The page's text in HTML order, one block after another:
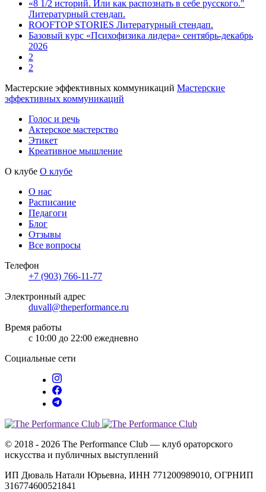
«8 1/2 историй. Или как распознать в себе русского."
Литературный стендап.
ROOFTOP STORIES Литературный стендап.
Базовый курс «Психофизика лидера» сентябрь-декабрь
2026
2
2
Мастерские эффективных коммуникаций Мастерские
эффективных коммуникаций
Голос и речь
Актерское мастерство
Этикет
Креативное мышление
О клубе О клубе
О нас
Расписание
Педагоги
Блог
Отзывы
Все вопросы
Телефон
+7 (903) 766-11-77
Электронный адрес
duvall@theperformance.ru
Время работы
с 10:00 до 22:00 ежедневно
Социальные сети
© 2018 - 2026 The Performance Club — клуб ораторского
искусства и публичных выступлений
ИП Дюваль Натали Юрьевна, ИНН 771200989010, ОГРНИП
316774600521841